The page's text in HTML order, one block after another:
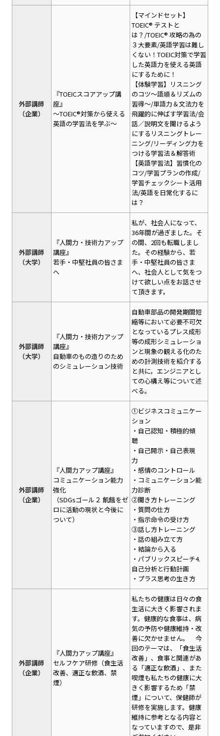
外部講師
（企業）
『TOEICスコアアップ講
座』
～TOEIC®対策から使える
英語の学習法を学ぶ～
【マインドセット】
TOEIC® テストと
は？/TOEIC® 攻略の為の
３大要素/英語学習は難し
くない！TOEIC対策で学習
した英語力を使える英語
にするために！
【体験学習】リスニング
のコツ～語順＆リズムの
習得～/単語力＆文法力を
飛躍的に伸ばす学習法/会
話／説明文を聞けるよう
にするリスニングトレー
ニング/リーディング力を
つける学習法＆解答術
【英語学習法】習慣化の
コツ/学習プランの作成/
学習チェックシート活用
法/英語を日常化するに
は？
外部講師
（大学）
『人間力・技術力アップ
講座』
若手・中堅社員の皆さま
へ
私が、社会人になって、
36年間が過ぎました。そ
の間、2回も転職しまし
た。その経験から、若
手・中堅社員の皆さま
へ、社会人として気をつ
けて欲しい点をお話させ
て頂きます。
外部講師
（大学）
『人間力・技術力アップ
講座』
自動車のもの造りのため
のシミュレーション技術
自動車部品の開発期間短
縮等において必要不可欠
となっているプレス成形
等の成形シミュレーショ
ンと現象の観える化のた
めの計測技術を紹介する
と共に，エンジニアとし
ての心構え等について述
べる。
外部講師
（企業）
『人間力アップ講座』
コミュニケーション能力
強化
（SDGsゴール２ 飢餓をゼ
ロに活動の現状と今後に
ついて）
①ビジネスコミュニケー
ション
・自己認知・積極的傾
聴
・自己開示・自己表現
力
・感情のコントロール
・コミュニケーション能
力診断
②聞き方トレーニング
・質問の仕方
・指示命令の受け方
③話し方トレーニング
・話の組み立て方
・結論から入る
・パブリックスピーチ4.
自己分析と行動計画
・プラス思考の生き方
外部講師
（企業）
『人間力アップ講座』
セルフケア研修（食生活
改善、適正な飲酒、禁
煙）
私たちの健康は日々の食
生活に大きく影響されま
す。健康的な食事は、病
気の予防や健康維持・改
善に欠かせません。 今
回のテーマは、「食生活
改善」、食事と関連があ
る「適正な飲酒」、また
喫煙も私たちの健康に大
きく影響するため「禁
煙」について、保健師が
研修を実施します。健康
維持に参考となる内容と
なっていますので、是非